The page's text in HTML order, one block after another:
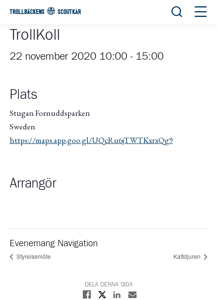
TROLLBÄCKENS SCOUTKÅR Öppna
TrollKoll
22 november 2020 10:00 - 15:00
Plats
Stugan Fornuddsparken
Sweden
https://maps.app.goo.gl/UQcRu6jTWTKxrxQg9
Arrangör
Evenemang Navigation
Styrelsemöte Kattdjuren
DELA DENNA SIDA
Dela på Facebook
Dela på XDela på Linkedin
Dela med E-post